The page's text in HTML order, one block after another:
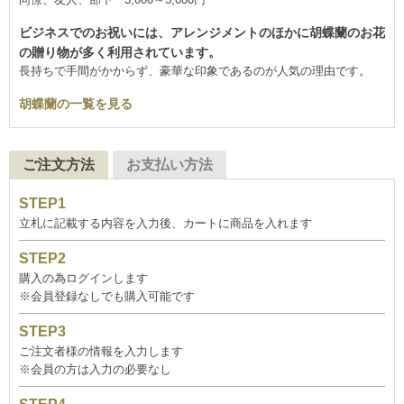
ビジネスでのお祝いには、アレンジメントのほかに胡蝶蘭のお花
の贈り物が多く利用されています。
長持ちで手間がかからず、豪華な印象であるのが人気の理由です。
胡蝶蘭の一覧を見る
ご注文方法 お支払い方法
立札に記載する内容を入力後、カートに商品を入れます
購入の為ログインします
※会員登録なしでも購入可能です
ご注文者様の情報を入力します
※会員の方は入力の必要なし